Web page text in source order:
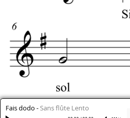
Fais dodo -Sans flûte Lento